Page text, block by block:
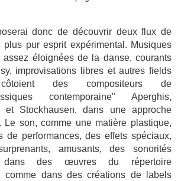
donc de découvrir deux flux de
plus pur esprit expérimental. Musiques
assez éloignées de la danse, courants
improvisations libres et autres fields
des compositeurs de
contemporaine" Aperghis,
et Stockhausen, dans une approche
Le son, comme une matière plastique,
de performances, des effets spéciaux,
amusants, des sonorités
dans des œuvres du répertoire
comme dans des créations de labels